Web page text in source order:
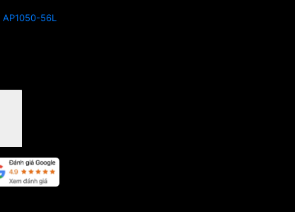
AP1050-56L